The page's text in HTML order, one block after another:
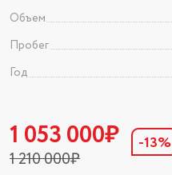
Объем
Пробег
Год
1 053 000₽
1 210 000₽
-13%